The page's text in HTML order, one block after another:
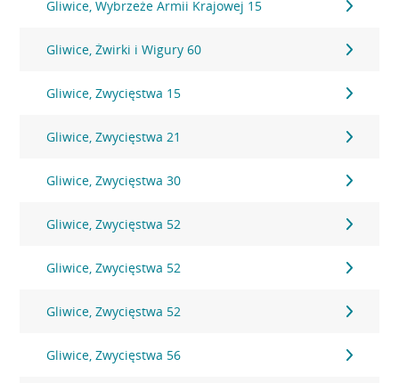
Gliwice, Wybrzeże Armii Krajowej 15
Gliwice, Żwirki i Wigury 60
Gliwice, Zwycięstwa 15
Gliwice, Zwycięstwa 21
Gliwice, Zwycięstwa 30
Gliwice, Zwycięstwa 52
Gliwice, Zwycięstwa 52
Gliwice, Zwycięstwa 52
Gliwice, Zwycięstwa 56